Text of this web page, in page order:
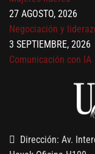
27 AGOSTO, 2026
Negociación y
3 SEPTIEMBRE, 2026
Comunicación con IA
7 SEPTIEMBRE, 2026
Gobernanza de datos
Finanzas para no
Dirección: Av.